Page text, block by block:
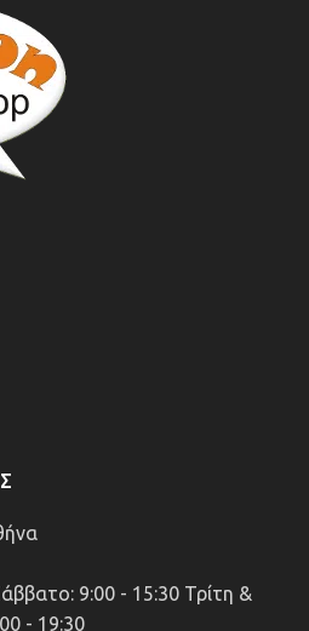
9:00 - 15:30 Τρίτη &
- 19:30